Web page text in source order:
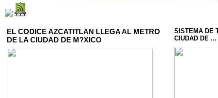
EL CODICE AZCATITLAN LLEGA AL METRO
DE LA CIUDAD DE M?XICO
SISTEMA DE
CIUDAD DE ...